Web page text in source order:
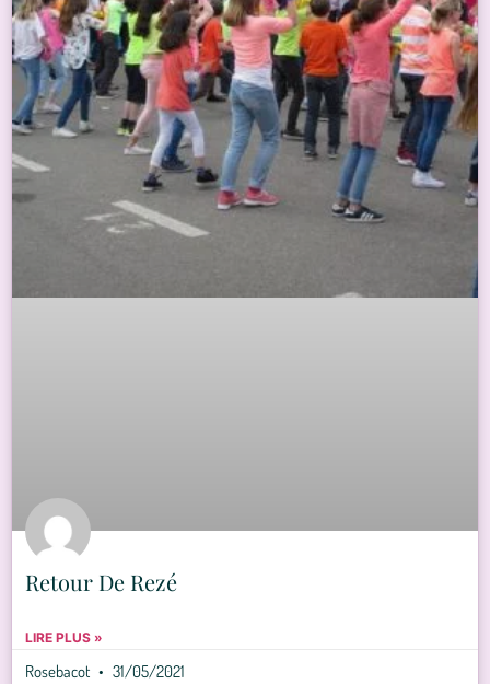
Retour De Rezé
LIRE PLUS »
Rosebacot 31/05/2021